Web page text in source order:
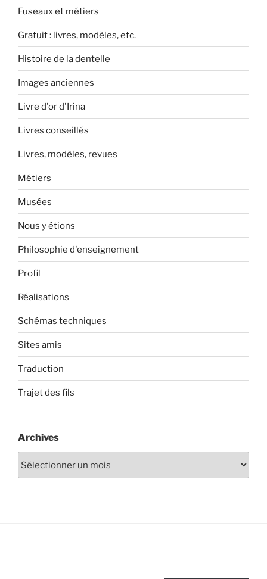
Fuseaux et métiers
Gratuit : livres, modèles, etc.
Histoire de la dentelle
Images anciennes
Livre d'or d'Irina
Livres conseillés
Livres, modèles, revues
Métiers
Musées
Nous y étions
Philosophie d'enseignement
Profil
Réalisations
Schémas techniques
Sites amis
Traduction
Trajet des fils
Archives